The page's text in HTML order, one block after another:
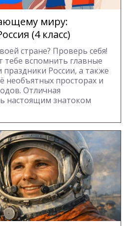
миру:
(4 класс)
стране? Проверь себя!
тебе вспомнить главные
России, а также
необъятных просторах и
Отличная
настоящим знатоком